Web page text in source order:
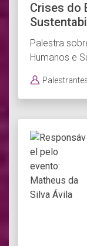
Crises do
Palestra
Humanos e